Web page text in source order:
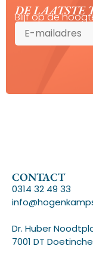
DE LAATSTE
Blijf op de
CONTACT
0314 32 49 33
Dr. Huber
7001 DT